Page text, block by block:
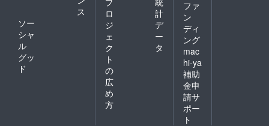
ス
ソー
シャ
ル
グッ
ド
ロ
ジ
ェ
ク
ト
の
広
め
方
計
デ
ー
タ
ファ
ン
ディ
ング
mac
hi-ya
補助
金申
請サ
ポー
ト